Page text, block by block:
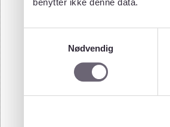
Nødvendig